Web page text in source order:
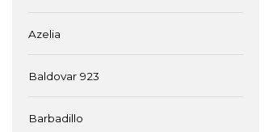
Azelia
Baldovar 923
Barbadillo